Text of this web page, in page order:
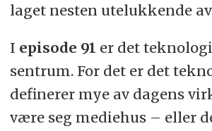
laget nesten utelukkende
I episode 91 er det
sentrum. For det er det
definerer mye av dagens
være seg mediehus – eller